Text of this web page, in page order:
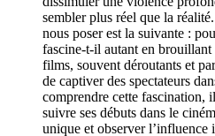
sembler plus réel que la
nous poser est la suivante :
fascine-t-il autant en
films, souvent déroutants et
de captiver des spectateurs
comprendre cette fascination,
suivre ses débuts dans le
unique et observer l’influence